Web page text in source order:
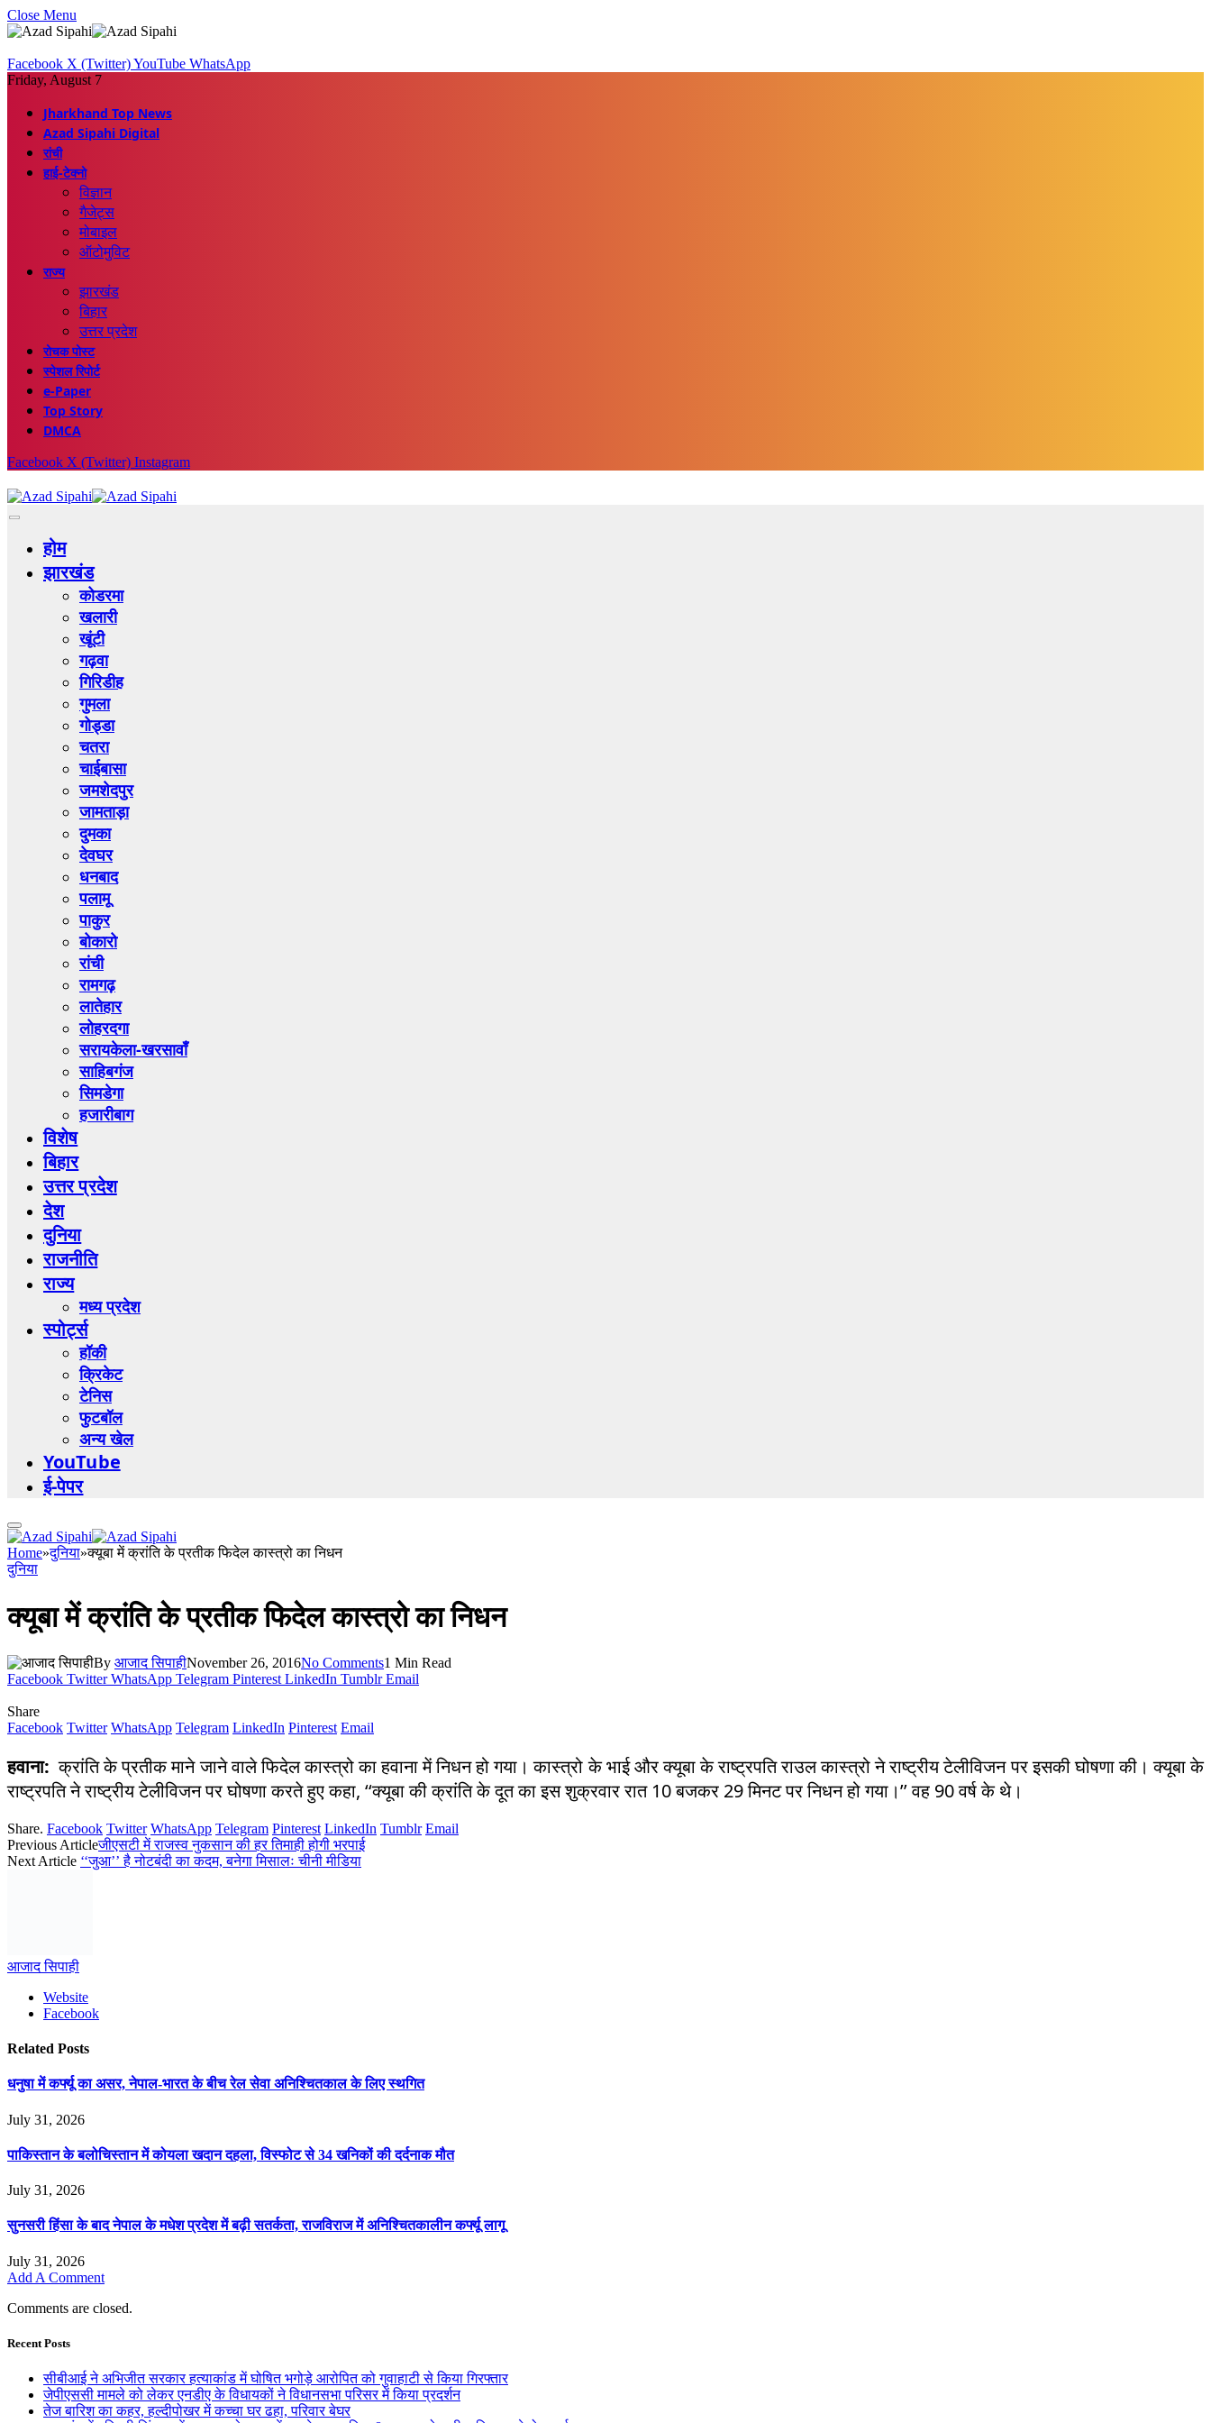
Close Menu
Facebook X (Twitter)YouTube WhatsApp
Friday, August 7
Jharkhand Top News
Azad Sipahi Digital
रांची
हाई-टेक्नो
विज्ञान
गैजेट्स
मोबाइल
ऑटोमुविट
राज्य
झारखंड
बिहार
उत्तर प्रदेश
रोचक पोस्ट
स्पेशल रिपोर्ट
e-Paper
Top Story
DMCA
Facebook X (Twitter) Instagram
होम
झारखंड
कोडरमा
खलारी
खूंटी
गढ़वा
गिरिडीह
गुमला
गोड्डा
चतरा
चाईबासा
जमशेदपुर
जामताड़ा
दुमका
देवघर
धनबाद
पलामू
पाकुर
बोकारो
रांची
रामगढ़
लातेहार
लोहरदगा
सरायकेला-खरसावाँ
साहिबगंज
सिमडेगा
हजारीबाग
विशेष
बिहार
उत्तर प्रदेश
देश
दुनिया
राजनीति
राज्य
मध्य प्रदेश
स्पोर्ट्स
हॉकी
क्रिकेट
टेनिस
फुटबॉल
अन्य खेल
YouTube
ई-पेपर
Home»दुनिया»क्यूबा में क्रांति के प्रतीक फिदेल कास्त्रो का निधन
दुनिया
क्यूबा में क्रांति के प्रतीक फिदेल कास्त्रो का निधन
By आजाद सिपाहीNovember 26, 2016No Comments1 Min Read
Facebook Twitter WhatsApp Telegram Pinterest LinkedIn Tumblr Email
Share
Facebook Twitter WhatsApp Telegram LinkedIn Pinterest Email
हवाना: क्रांति के प्रतीक माने जाने वाले फिदेल कास्त्रो का हवाना में निधन हो गया। कास्त्रो के भाई और क्यूबा के राष्ट्रपति राउल कास्त्रो ने राष्ट्रीय टेलीविजन पर इसकी घोषणा की। क्यूबा के
राष्ट्रपति ने राष्ट्रीय टेलीविजन पर घोषणा करते हुए कहा, ‘‘क्यूबा की क्रांति के दूत का इस शुक्रवार रात 10 बजकर 29 मिनट पर निधन हो गया।’’ वह 90 वर्ष के थे।
Share. Facebook Twitter WhatsApp Telegram Pinterest LinkedIn Tumblr Email
Previous Articleजीएसटी में राजस्व नुकसान की हर तिमाही होगी भरपाई
Next Article ‘‘जुआ’’ है नोटबंदी का कदम, बनेगा मिसालः चीनी मीडिया
आजाद सिपाही
Website
Facebook
Related Posts
धनुषा में कर्फ्यू का असर, नेपाल-भारत के बीच रेल सेवा अनिश्चितकाल के लिए स्थगित
July 31, 2026
पाकिस्तान के बलोचिस्तान में कोयला खदान दहला, विस्फोट से 34 खनिकों की दर्दनाक मौत
July 31, 2026
सुनसरी हिंसा के बाद नेपाल के मधेश प्रदेश में बढ़ी सतर्कता, राजविराज में अनिश्चितकालीन कर्फ्यू लागू
July 31, 2026
Add A Comment
Comments are closed.
Recent Posts
सीबीआई ने अभिजीत सरकार हत्याकांड में घोषित भगोड़े आरोपित को गुवाहाटी से किया गिरफ्तार
जेपीएससी मामले को लेकर एनडीए के विधायकों ने विधानसभा परिसर में किया प्रदर्शन
तेज बारिश का कहर, हल्दीपोखर में कच्चा घर ढहा, परिवार बेघर